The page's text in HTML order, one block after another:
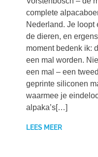
complete
Nederland. Je loopt
de dieren, en
moment bedenk ik:
een mal worden.
een mal – een
geprinte siliconen
waarmee je
alpaka’s[…]
LEES MEER